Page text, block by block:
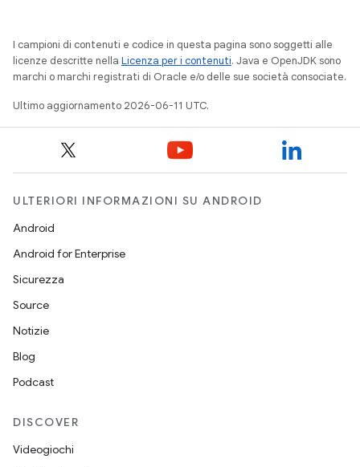
I campioni di contenuti e codice in questa pagina sono soggetti alle
licenze descritte nella Licenza per i contenuti. Java e OpenJDK sono
marchi o marchi registrati di Oracle e/o delle sue società consociate.
Ultimo aggiornamento 2026-06-11 UTC.
ULTERIORI INFORMAZIONI SU ANDROID
Android
Android for Enterprise
Sicurezza
Source
Notizie
Blog
Podcast
DISCOVER
Videogiochi